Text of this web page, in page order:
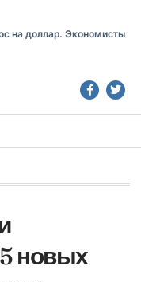
на доллар. Экономисты
новых